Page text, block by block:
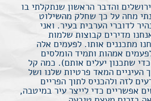
והדבר הראשון שנתקלתי בו
מחה על כך שחלק מהשילוט
לדוברי הערבית בעיר. ואני
מדירים קבוצות שלמות
מתכננים אותו. לפעמים אלה
אמהות ותמיד הומלסים
שתכנון יעלים אותם). כמה קל
העיניים המאד פרטיות שלנו ושל
לזה ולהכניס לתוך הפריים
אפשריים כדי לייצר עיר במיטבה,